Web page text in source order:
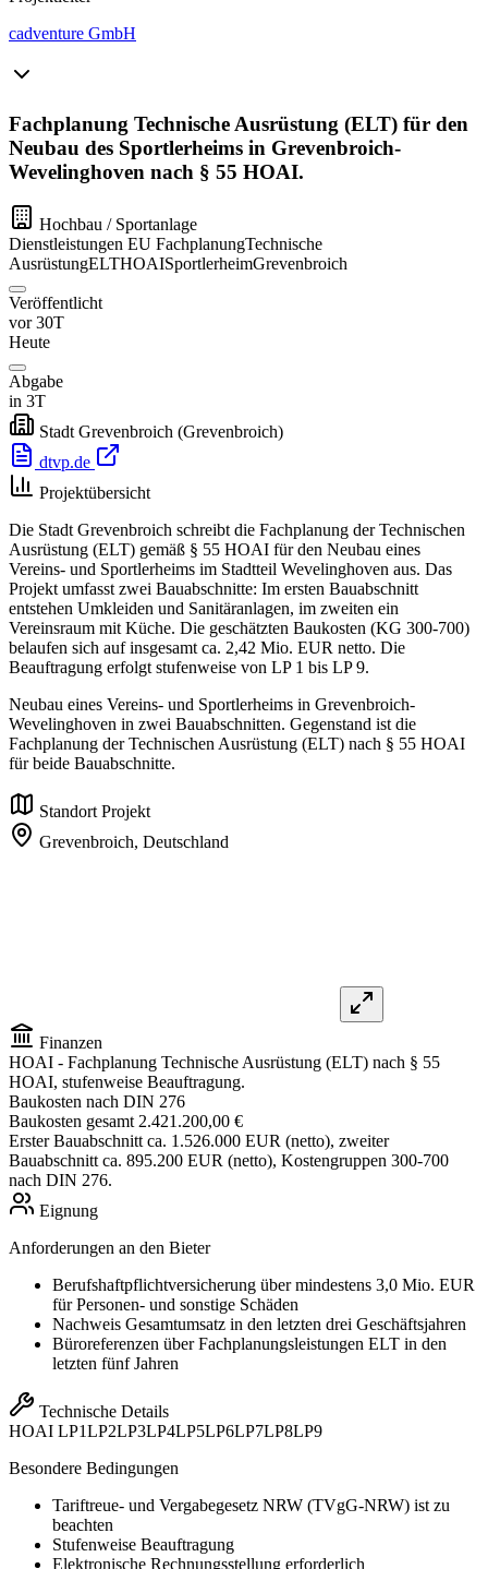
cadventure GmbH
Fachplanung Technische Ausrüstung (ELT) für den
Neubau des Sportlerheims in Grevenbroich-
Wevelinghoven nach § 55 HOAI.
Hochbau / Sportanlage
Dienstleistungen EU FachplanungTechnische
AusrüstungELTHOAISportlerheimGrevenbroich
Veröffentlicht
vor 30T
Heute
Abgabe
in 3T
Stadt Grevenbroich (Grevenbroich)
dtvp.de
Projektübersicht
Die Stadt Grevenbroich schreibt die Fachplanung der Technischen
Ausrüstung (ELT) gemäß § 55 HOAI für den Neubau eines
Vereins- und Sportlerheims im Stadtteil Wevelinghoven aus. Das
Projekt umfasst zwei Bauabschnitte: Im ersten Bauabschnitt
entstehen Umkleiden und Sanitäranlagen, im zweiten ein
Vereinsraum mit Küche. Die geschätzten Baukosten (KG 300-700)
belaufen sich auf insgesamt ca. 2,42 Mio. EUR netto. Die
Beauftragung erfolgt stufenweise von LP 1 bis LP 9.
Neubau eines Vereins- und Sportlerheims in Grevenbroich-
Wevelinghoven in zwei Bauabschnitten. Gegenstand ist die
Fachplanung der Technischen Ausrüstung (ELT) nach § 55 HOAI
für beide Bauabschnitte.
Standort Projekt
Grevenbroich, Deutschland
Finanzen
HOAI - Fachplanung Technische Ausrüstung (ELT) nach § 55
HOAI, stufenweise Beauftragung.
Baukosten nach DIN 276
Baukosten gesamt 2.421.200,00 €
Erster Bauabschnitt ca. 1.526.000 EUR (netto), zweiter
Bauabschnitt ca. 895.200 EUR (netto), Kostengruppen 300-700
nach DIN 276.
Eignung
Anforderungen an den Bieter
Berufshaftpflichtversicherung über mindestens 3,0 Mio. EUR
für Personen- und sonstige Schäden
Nachweis Gesamtumsatz in den letzten drei Geschäftsjahren
Büroreferenzen über Fachplanungsleistungen ELT in den
letzten fünf Jahren
Technische Details
HOAI LP1LP2LP3LP4LP5LP6LP7LP8LP9
Besondere Bedingungen
Tariftreue- und Vergabegesetz NRW (TVgG-NRW) ist zu
beachten
Stufenweise Beauftragung
Elektronische Rechnungsstellung erforderlich